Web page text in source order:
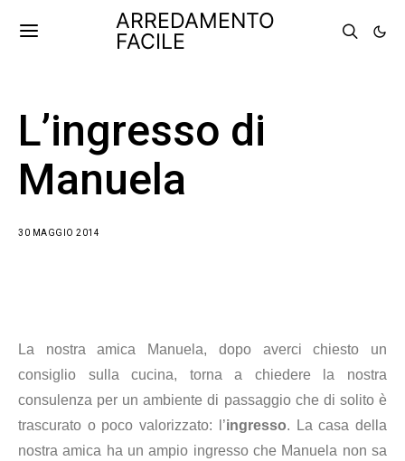
ARREDAMENTO
FACILE
L’ingresso di
Manuela
30 MAGGIO 2014
La nostra amica Manuela, dopo averci chiesto un
consiglio sulla cucina, torna a chiedere la nostra
consulenza per un ambiente di passaggio che di solito è
trascurato o poco valorizzato: l’ingresso. La casa della
nostra amica ha un ampio ingresso che Manuela non sa